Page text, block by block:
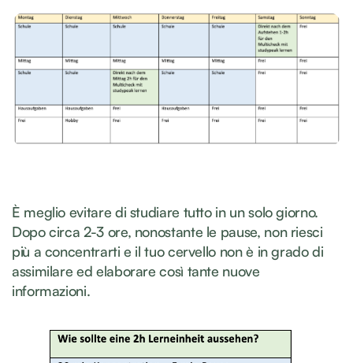
È meglio evitare di studiare tutto in un solo giorno.
Dopo circa 2-3 ore, nonostante le pause, non riesci
più a concentrarti e il tuo cervello non è in grado di
assimilare ed elaborare così tante nuove
informazioni.